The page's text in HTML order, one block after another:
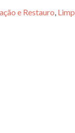
e Restauro,